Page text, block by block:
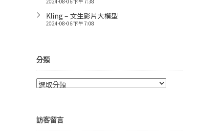
Kling – 文生影片大模型
2024-08-06 下午 7:08
分類
分
訪客留言